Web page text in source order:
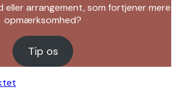
eller arrangement, som fortjener mere
opmærksomhed?
Tip os